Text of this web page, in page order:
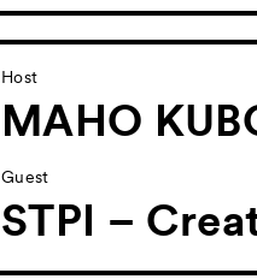
Host
MAHO
Guest
STPI –